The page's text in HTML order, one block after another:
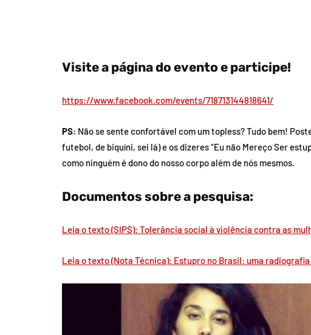
Visite a página do evento e participe!
https://www.facebook.com/events/718713144818641/
PS: Não se sente confortável com um topless? Tudo bem!
futebol, de biquíni, sei lá) e os dizeres “Eu não Mereço Ser
como ninguém é dono do nosso corpo além de nós mesmos.
Documentos sobre a pesquisa:
Leia o texto (SIPS): Tolerância social à violência contra as
Leia o texto (Nota Técnica): Estupro no Brasil: uma